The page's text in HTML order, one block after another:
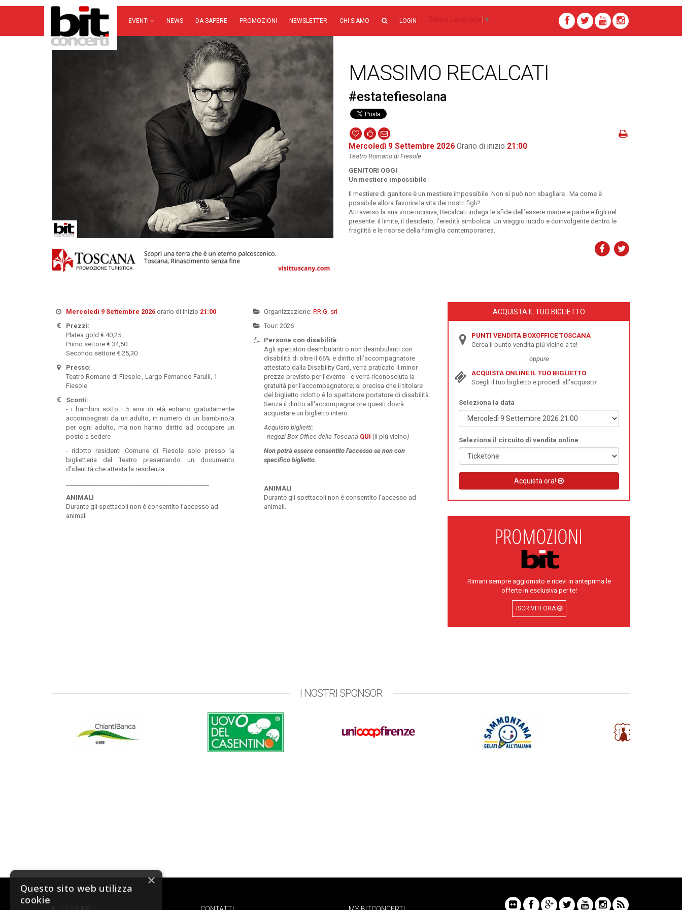
EVENTI NEWS DA SAPERE PROMOZIONI NEWSLETTER CHI SIAMO LOGIN ▼
MASSIMO RECALCATI
#estatefiesolana
Mercoledì 9 Settembre 2026 Orario di inizio 21:00
Teatro Romano di Fiesole
GENITORI OGGI
Un mestiere impossibile
Il mestiere di genitore è un mestiere impossibile. Non si può non sbagliare . Ma come è
possibile allora favorire la vita dei nostri figli?
Attraverso la sua voce incisiva, Recalcati indaga le sfide dell’essere madre e padre e figli nel
presente: il limite, il desiderio, l’eredità simbolica. Un viaggio lucido e coinvolgente dentro le
fragilità e le risorse della famiglia contemporanea.
Mercoledì 9 Settembre 2026orario di inizio 21:00
Prezzi:
Platea gold € 40,25
Primo settore € 34,50
Secondo settore € 25,30
Presso:
Teatro Romano di Fiesole , Largo Fernando Farulli, 1 -
Fiesole
Sconti:
- i bambini sotto i 5 anni di età entrano gratuitamente
accompagnati da un adulto, in numero di un bambino/a
per ogni adulto, ma non hanno diritto ad occupare un
posto a sedere
- ridotto residenti Comune di Fiesole solo presso la
biglietteria del Teatro presentando un documento
d'identità che attesta la residenza
ANIMALI
Durante gli spettacoli non è consentito l'accesso ad
animali
Organizzazione: P.R.G. srl
Tour: 2026
Persone con disabilità:
Agli spettatori deambulanti o non deambulanti con
disabilità di oltre il 66% e diritto all’accompagnatore
attestato dalla Disability Card, verrà praticato il minor
prezzo previsto per l’evento - e verrà riconosciuta la
gratuità per l’accompagnatore; si precisa che il titolare
del biglietto ridotto è lo spettatore portatore di disabilità.
Senza il diritto all'accompagnatore questi dovrà
acquistare un biglietto intero.
Acquisto biglietti:
-negozi Box Office della Toscana QUI (il più vicino)
Non potrà essere consentito l'accesso se non con
specifico biglietto.
ANIMALI
Durante gli spettacoli non è consentito l'accesso ad
animali.
ACQUISTA IL TUO BIGLIETTO
PUNTI VENDITA BOXOFFICE TOSCANA
Cerca il punto vendita più vicino a te!
oppure
ACQUISTA ONLINE IL TUO BIGLIETTO
Scegli il tuo biglietto e procedi all'acquisto!
Seleziona la data
Seleziona il circuito di vendita online
Acquista ora!
Rimani sempre aggiornato e ricevi in anteprima le
offerte in esclusiva per te!
ISCRIVITI ORA
I NOSTRI SPONSOR
×
Questo sito web utilizza
cookie